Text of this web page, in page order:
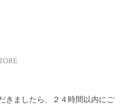
きましたら、２４時間以内にご